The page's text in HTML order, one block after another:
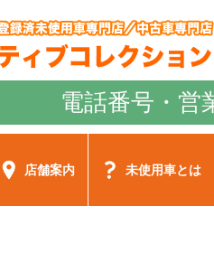
電話番号・営
店舗案内 未使用車とは